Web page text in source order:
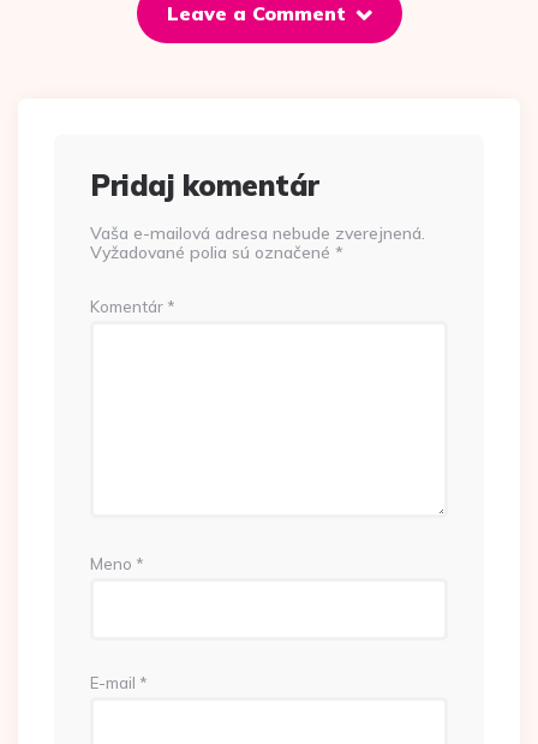
Leave a Comment
Pridaj komentár
Vaša e-mailová adresa nebude zverejnená.
Vyžadované polia sú označené *
Komentár *
Meno *
E-mail *